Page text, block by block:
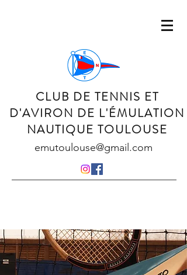
CLUB DE TENNIS ET
D'AVIRON DE L'ÉMULATION
NAUTIQUE TOULOUSE
emutoulouse@gmail.com